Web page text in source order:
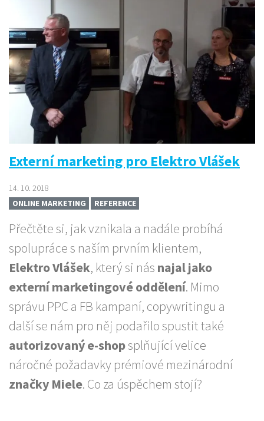
Externí marketing pro Elektro Vlášek
14. 10. 2018
ONLINE MARKETING
REFERENCE
Přečtěte si, jak vznikala a nadále probíhá
spolupráce s naším prvním klientem,
Elektro Vlášek, který si nás najal jako
externí marketingové oddělení. Mimo
správu PPC a FB kampaní, copywritingu a
další se nám pro něj podařilo spustit také
autorizovaný e-shopsplňující velice
náročné požadavky prémiové mezinárodní
značky Miele. Co za úspěchem stojí?